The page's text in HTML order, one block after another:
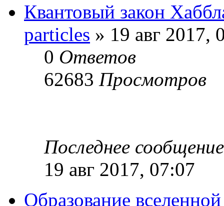
Квантовый закон
particles » 19 авг 2017,
0 Ответов
62683 Просмотров
Последнее
19 авг 2017, 07:07
Образование вселенной